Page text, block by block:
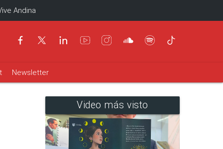
Andina
Newsletter
Video más visto